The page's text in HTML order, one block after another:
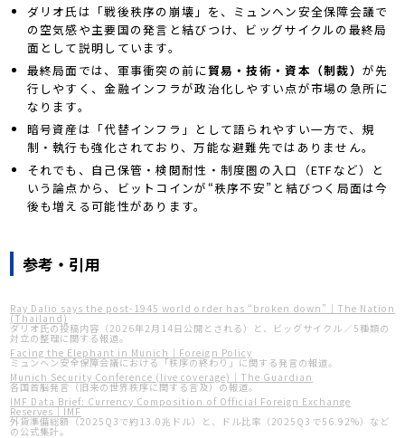
ダリオ氏は「戦後秩序の崩壊」を、ミュンヘン安全保障会議で
の空気感や主要国の発言と結びつけ、ビッグサイクルの最終局
面として説明しています。
最終局面では、軍事衝突の前に貿易・技術・資本（制裁） が先
行しやすく、金融インフラが政治化しやすい点が市場の急所に
なります。
暗号資産は「代替インフラ」として語られやすい一方で、規
制・執行も強化されており、万能な避難先ではありません。
それでも、自己保管・検閲耐性・制度圏の入口（ETFなど）と
いう論点から、ビットコインが“秩序不安”と結びつく局面は今
後も増える可能性があります。
参考・引用
Ray Dalio says the post-1945 world order has “broken down”｜The Nation
(Thailand)
ダリオ氏の投稿内容（2026年2月14日公開とされる）と、ビッグサイクル／5種類の
対立の整理に関する報道。
Facing the Elephant in Munich｜Foreign Policy
ミュンヘン安全保障会議における「秩序の終わり」に関する発言の報道。
Munich Security Conference (live coverage)｜The Guardian
各国首脳発言（旧来の世界秩序に関する言及）の報道。
IMF Data Brief: Currency Composition of Official Foreign Exchange
Reserves｜IMF
外貨準備総額（2025Q3で約13.0兆ドル）と、ドル比率（2025Q3で56.92%）など
の公式集計。